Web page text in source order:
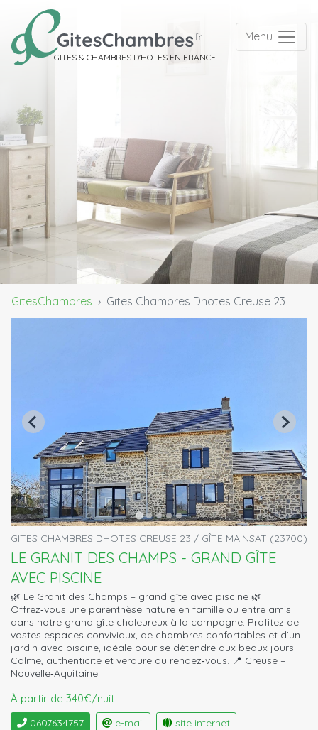
GITES & CHAMBRES D'HOTES EN FRANCE
Menu
GitesChambres Gites Chambres Dhotes Creuse 23
GITES CHAMBRES DHOTES CREUSE 23 / GÎTE MAINSAT (23700)
LE GRANIT DES CHAMPS - GRAND GÎTE
AVEC PISCINE
🌿 Le Granit des Champs – grand gîte avec piscine 🌿
Offrez‑vous une parenthèse nature en famille ou entre amis
dans notre grand gîte chaleureux à la campagne. Profitez de
vastes espaces conviviaux, de chambres confortables et d’un
jardin avec piscine, idéale pour se détendre aux beaux jours.
Calme, authenticité et verdure au rendez‑vous. 📍 Creuse –
Nouvelle‑Aquitaine
À partir de 340€/nuit
0607634757 e-mail site internet